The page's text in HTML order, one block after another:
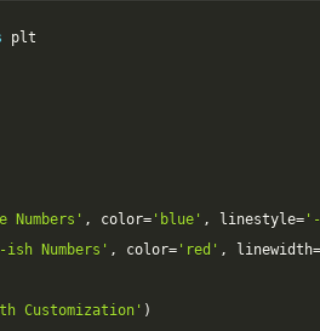
Numbers' , color= 'blue' , linestyle=
ish Numbers' , color= 'red' , linewidth=
Customization' )